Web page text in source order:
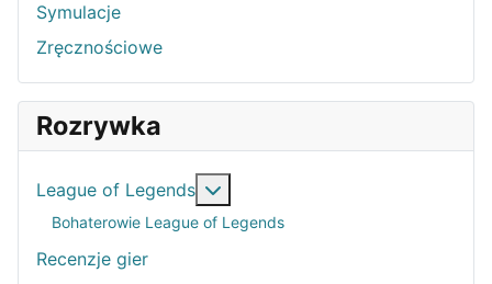
Symulacje
Zręcznościowe
Rozrywka
League of Legends
Bohaterowie League of Legends
Recenzje gier